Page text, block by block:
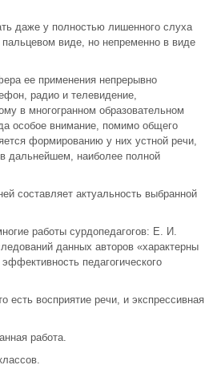
даже у полностью лишенного слуха
виде, но непременно в виде
ее применения непрерывно
радио и телевидение,
в многогранном образовательном
особое внимание, помимо общего
формированию у них устной речи,
дальнейшем, наиболее полной
составляет актуальность выбранной
работы сурдопедагогов: Е. И.
данных авторов «характерны
педагогического
есть восприятие речи, и экспрессивная
работа.